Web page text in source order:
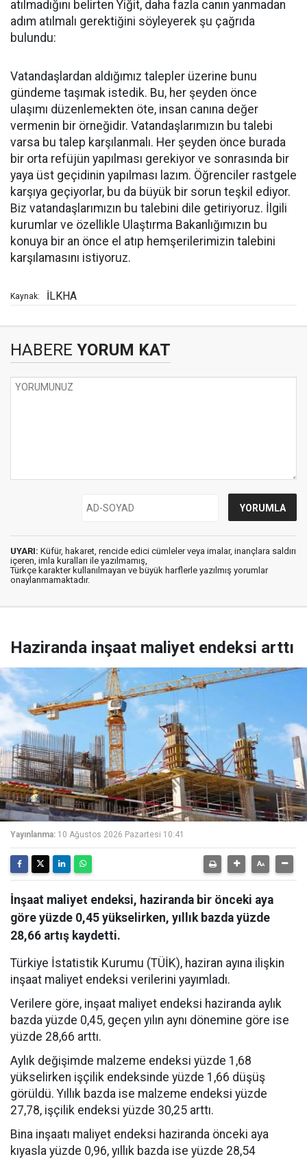
atılmadığını belirten Yiğit, daha fazla canın yanmadan
adım atılmalı gerektiğini söyleyerek şu çağrıda
bulundu:
Vatandaşlardan aldığımız talepler üzerine bunu
gündeme taşımak istedik. Bu, her şeyden önce
ulaşımı düzenlemekten öte, insan canına değer
vermenin bir örneğidir. Vatandaşlarımızın bu talebi
varsa bu talep karşılanmalı. Her şeyden önce burada
bir orta refüjün yapılması gerekiyor ve sonrasında bir
yaya üst geçidinin yapılması lazım. Öğrenciler rastgele
karşıya geçiyorlar, bu da büyük bir sorun teşkil ediyor.
Biz vatandaşlarımızın bu talebini dile getiriyoruz. İlgili
kurumlar ve özellikle Ulaştırma Bakanlığımızın bu
konuya bir an önce el atıp hemşerilerimizin talebini
karşılamasını istiyoruz.
Kaynak: İLKHA
HABERE YORUM KAT
UYARI: Küfür, hakaret, rencide edici cümleler veya imalar, inançlara saldırı
içeren, imla kuralları ile yazılmamış,
Türkçe karakter kullanılmayan ve büyük harflerle yazılmış yorumlar
onaylanmamaktadır.
Haziranda inşaat maliyet endeksi arttı
Yayınlanma: 10 Ağustos 2026 Pazartesi 10:41
İnşaat maliyet endeksi, haziranda bir önceki aya
göre yüzde 0,45 yükselirken, yıllık bazda yüzde
28,66 artış kaydetti.
Türkiye İstatistik Kurumu (TÜİK), haziran ayına ilişkin
inşaat maliyet endeksi verilerini yayımladı.
Verilere göre, inşaat maliyet endeksi haziranda aylık
bazda yüzde 0,45, geçen yılın aynı dönemine göre ise
yüzde 28,66 arttı.
Aylık değişimde malzeme endeksi yüzde 1,68
yükselirken işçilik endeksinde yüzde 1,66 düşüş
görüldü. Yıllık bazda ise malzeme endeksi yüzde
27,78, işçilik endeksi yüzde 30,25 arttı.
Bina inşaatı maliyet endeksi haziranda önceki aya
kıyasla yüzde 0,96, yıllık bazda ise yüzde 28,54